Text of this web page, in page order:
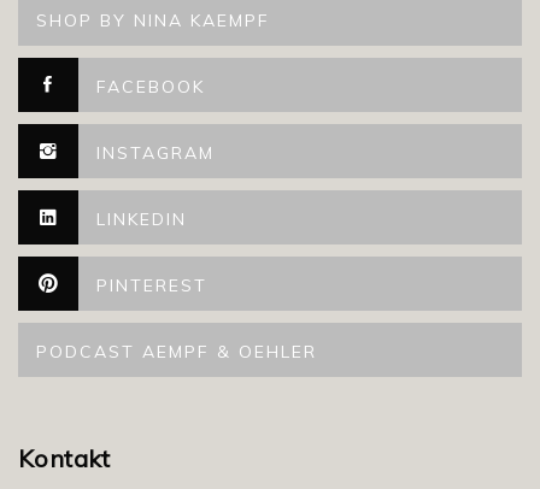
SHOP BY NINA KAEMPF
FACEBOOK
INSTAGRAM
LINKEDIN
PINTEREST
PODCAST AEMPF & OEHLER
Kontakt